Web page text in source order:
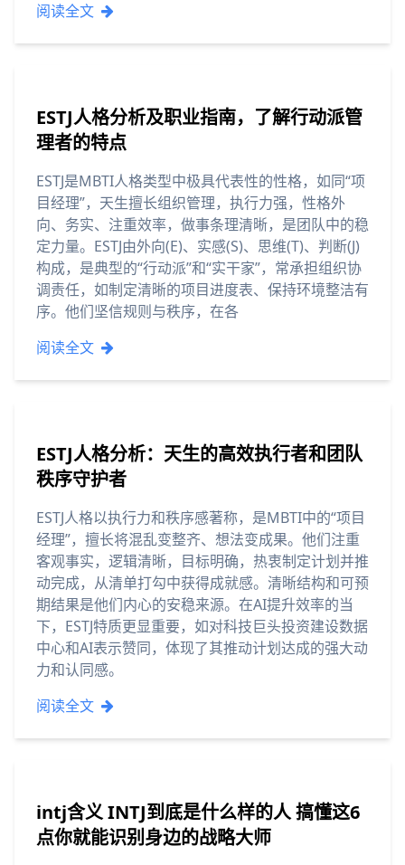
阅读全文
ESTJ人格分析及职业指南，了解行动派管
理者的特点
ESTJ是MBTI人格类型中极具代表性的性格，如同“项
目经理”，天生擅长组织管理，执行力强，性格外
向、务实、注重效率，做事条理清晰，是团队中的稳
定力量。ESTJ由外向(E)、实感(S)、思维(T)、判断(J)
构成，是典型的“行动派”和“实干家”，常承担组织协
调责任，如制定清晰的项目进度表、保持环境整洁有
序。他们坚信规则与秩序，在各
阅读全文
ESTJ人格分析：天生的高效执行者和团队
秩序守护者
ESTJ人格以执行力和秩序感著称，是MBTI中的“项目
经理”，擅长将混乱变整齐、想法变成果。他们注重
客观事实，逻辑清晰，目标明确，热衷制定计划并推
动完成，从清单打勾中获得成就感。清晰结构和可预
期结果是他们内心的安稳来源。在AI提升效率的当
下，ESTJ特质更显重要，如对科技巨头投资建设数据
中心和AI表示赞同，体现了其推动计划达成的强大动
力和认同感。
阅读全文
intj含义 INTJ到底是什么样的人 搞懂这6
点你就能识别身边的战略大师